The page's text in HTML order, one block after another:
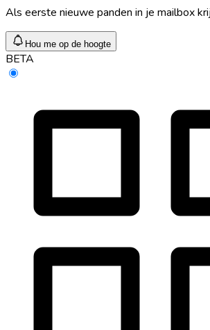
Als eerste nieuwe panden in je mailbox
Hou me op de hoogte
BETA